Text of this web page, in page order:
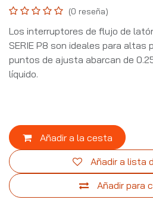
(0 reseña)
Los interruptores de flujo de
SERIE P8 son ideales para altas
puntos de ajusta abarcan de
líquido.
Añadir a la cesta
Añadir para
Añadir a lista